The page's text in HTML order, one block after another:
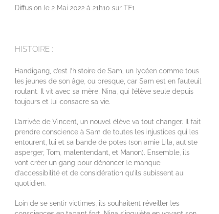
Diffusion le 2 Mai 2022 à 21h10 sur TF1
HISTOIRE :
Handigang, c’est l’histoire de Sam, un lycéen comme tous
les jeunes de son âge, ou presque, car Sam est en fauteuil
roulant. Il vit avec sa mère, Nina, qui l’élève seule depuis
toujours et lui consacre sa vie.
L’arrivée de Vincent, un nouvel élève va tout changer. Il fait
prendre conscience à Sam de toutes les injustices qui les
entourent, lui et sa bande de potes (son amie Lila, autiste
asperger, Tom, malentendant, et Manon). Ensemble, ils
vont créer un gang pour dénoncer le manque
d’accessibilité et de considération qu’ils subissent au
quotidien.
Loin de se sentir victimes, ils souhaitent réveiller les